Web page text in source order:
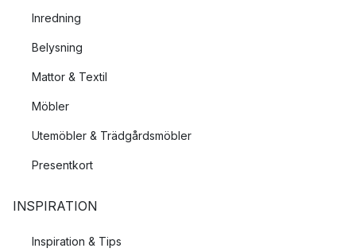
Inredning
Belysning
Mattor & Textil
Möbler
Utemöbler & Trädgårdsmöbler
Presentkort
INSPIRATION
Inspiration & Tips